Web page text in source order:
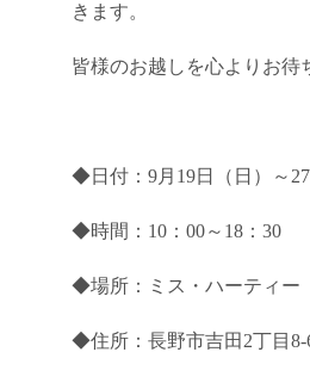
きます。
皆様のお越しを心よりお待
◆日付：9月19日（日）～27
◆時間：10：00～18：30
◆場所：ミス・ハーティ
◆住所：長野市吉田2丁目8-